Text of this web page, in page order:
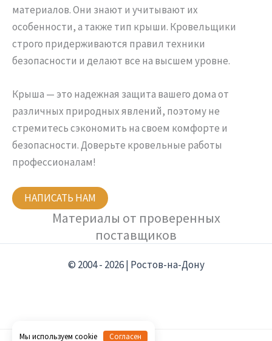
материалов. Они знают и учитывают их
особенности, а также тип крыши. Кровельщики
строго придерживаются правил техники
безопасности и делают все на высшем уровне.
Крыша — это надежная защита вашего дома от
различных природных явлений, поэтому не
стремитесь сэкономить на своем комфорте и
безопасности. Доверьте кровельные работы
профессионалам!
НАПИСАТЬ НАМ
Материалы от проверенных
поставщиков
© 2004 - 2026 | Ростов-на-Дону
Мы используем cookie Согласен